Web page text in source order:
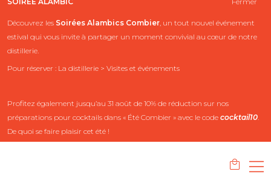
Découvrez les Soirées Alambics Combier, un tout nouvel événement
estival qui vous invite à partager un moment convivial au cœur de notre
distillerie.
Pour réserver : La distillerie > Visites et événements
Profitez également jusqu’au 31 août de 10% de réduction sur nos
préparations pour cocktails dans « Été Combier » avec le code cocktail10.
De quoi se faire plaisir cet été !